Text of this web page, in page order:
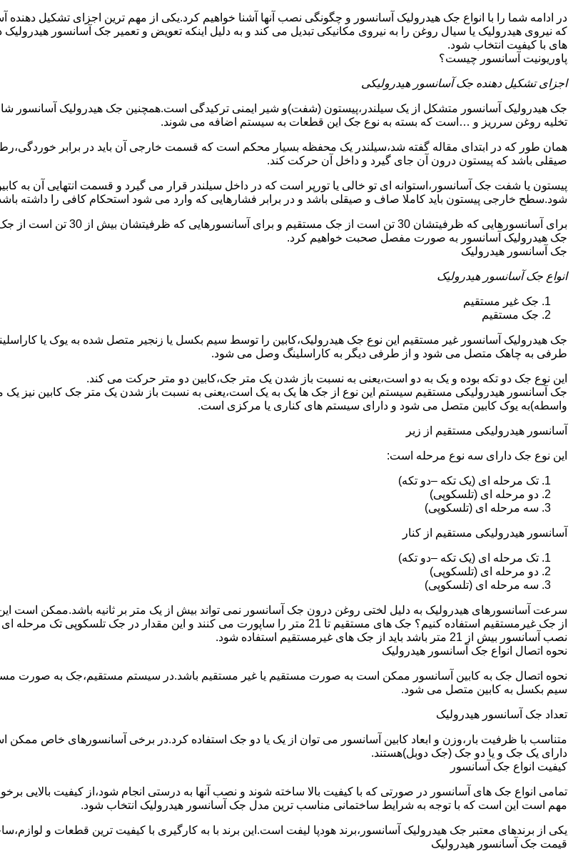
در ادامه شما را با انواع جک هیدرولیک آسانسور و چگونگی نصب آنها آشنا خواهیم کرد.یکی از مهم ترین اجزای تشکیل
که نیروی هیدرولیک یا سیال روغن را به نیروی مکانیکی تبدیل می کند و به دلیل اینکه تعویض و تعمیر جک آسانسور
های با کیفیت انتخاب شود.
پاوریونیت آسانسور چیست؟
اجزای تشکیل دهنده جک آسانسور هیدرولیکی
جک هیدرولیک آسانسور متشکل از یک سیلندر،پیستون (شفت)و شیر ایمنی ترکیدگی است.همچنین جک هیدرولیک آسانسور
تخلیه روغن سرریز و …است که بسته به نوع جک این قطعات به سیستم اضافه می شوند.
همان طور که در ابتدای مقاله گفته شد،سیلندر یک محفظه بسیار محکم است که قسمت خارجی آن باید در برابر
صیقلی باشد که پیستون درون آن جای گیرد و داخل آن حرکت کند.
پیستون یا شفت جک آسانسور،استوانه ای تو خالی یا تورپر است که در داخل سیلندر قرار می گیرد و قسمت انتهایی آن
شود.سطح خارجی پیستون باید کاملا صاف و صیقلی باشد و در برابر فشارهایی که وارد می شود استحکام کافی را داشته
برای آسانسورهایی که
جک هیدرولیک آسانسور به صورت مفصل صحبت خواهیم کرد.
جک آسانسور هیدرولیک
انواع جک آسانسور هیدرولیک
جک غیر مستقیم
جک مستقیم
جک هیدرولیک آسانسور غیر مستقیم این نوع جک هیدرولیک،کابین را توسط سیم بکسل یا زنجیر متصل شده به یوک یا
طرفی به چاهک متصل می شود و از طرفی دیگر به کاراسلینگ وصل می شود.
این نوع جک دو تکه بوده و یک به دو است،یعنی به نسبت باز شدن یک متر جک،کابین دو متر حرکت می کند.
جک آسانسور هیدرولیکی مستقیم سیستم این نوع از جک ها یک به یک است،یعنی به نسبت باز شدن یک متر جک کابین نیز
واسطه)به یوک کابین متصل می شود و دارای سیستم های کناری یا مرکزی است.
آسانسور هیدرولیکی مستقیم از زیر
این نوع جک دارای سه نوع مرحله است:
تک مرحله ای (یک تکه –دو تکه)
دو مرحله ای (تلسکوپی)
سه مرحله ای (تلسکوپی)
آسانسور هیدرولیکی مستقیم از کنار
تک مرحله ای (یک تکه –دو تکه)
دو مرحله ای (تلسکوپی)
سه مرحله ای (تلسکوپی)
سرعت آسانسورهای هیدرولیک به دلیل لختی روغن درون جک آسانسور نمی تواند بیش از یک متر بر ثانیه باشد.ممکن است
نصب آسانسور بیش از 21 متر باشد باید از جک های غیرمستقیم استفاده شود.
نحوه اتصال انواع جک آسانسور هیدرولیک
نحوه اتصال جک به کابین آسانسور ممکن است به صورت مستقیم یا غیر مستقیم باشد.در سیستم مستقیم،جک به صورت
سیم بکسل به کابین متصل می شود.
تعداد جک آسانسور هیدرولیک
متناسب با ظرفیت بار،وزن و ابعاد کابین آسانسور می توان از یک یا دو جک استفاده کرد.در برخی آسانسورهای خاص ممکن
دارای یک جک و یا دو جک (جک دوبل)هستند.
کیفیت انواع جک آسانسور
تمامی انواع جک های آسانسور در صورتی که با کیفیت بالا ساخته شوند و نصب آنها به درستی انجام شود،از کیفیت بالایی
مهم است این است که با توجه به شرایط ساختمانی مناسب ترین مدل جک آسانسور هیدرولیک انتخاب شود.
یکی از برندهای معتبر جک هیدرولیک آسانسور،برند هودپا لیفت است.این برند با به کارگیری با کیفیت ترین قطعات و
قیمت جک آسانسور هیدرولیک